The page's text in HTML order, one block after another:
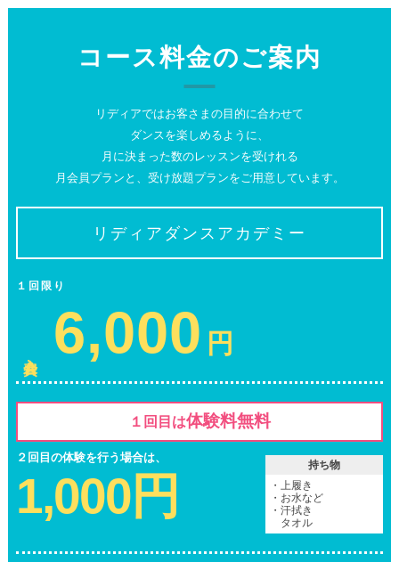
コース料金のご案内
リディアではお客さまの目的に合わせて
ダンスを楽しめるように、
月に決まった数のレッスンを受けれる
月会員プランと、受け放題プランをご用意しています。
リディアダンスアカデミー
１回限り
6,000 円
１回目は体験料無料
２回目の体験を行う場合は、
1,000円
持ち物
・上履き
・ お水など
・汗拭き
タオル